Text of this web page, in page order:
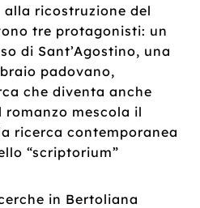
ricostruzione del
tre protagonisti: un
di Sant’Agostino, una
padovano,
che diventa anche
mescola il
ricerca contemporanea
“scriptorium”
in Bertoliana